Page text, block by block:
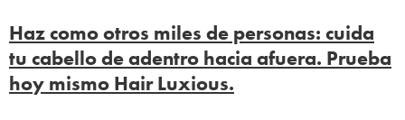
Haz como otros miles de personas: cuida
tu cabello de adentro hacia afuera. Prueba
hoy mismo Hair Luxious.